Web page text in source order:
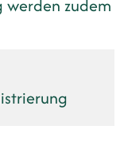
werden zudem